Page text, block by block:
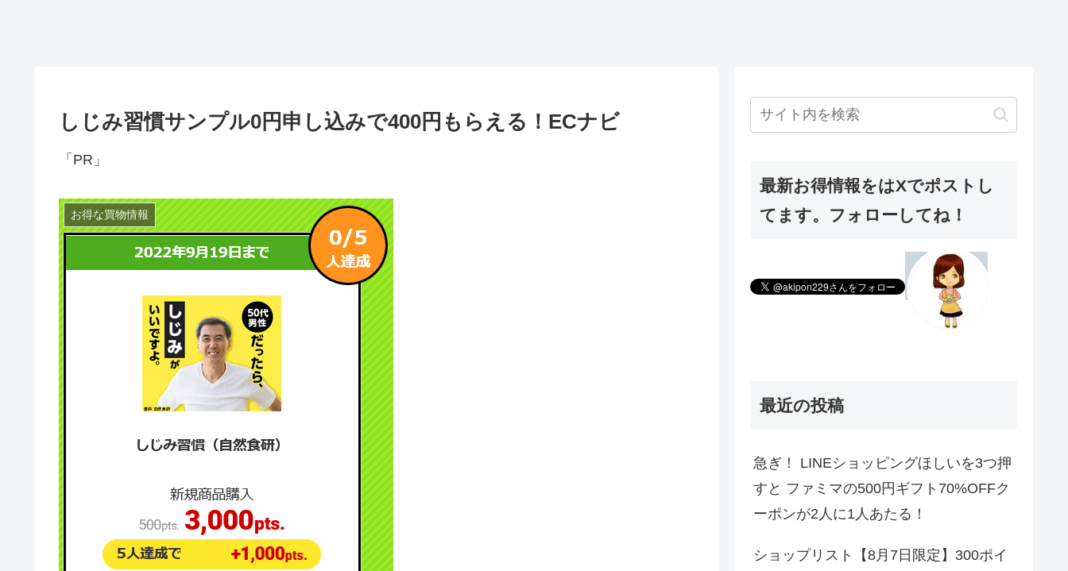
しじみ習慣サンプル0円申し込みで400円もらえる！ECナビ
「PR」
お得な買物情報
最新お得情報をはXでポストし
てます。フォローしてね！
最近の投稿
急ぎ！ LINEショッピングほしいを3つ押
すと ファミマの500円ギフト70%OFFク
ーポンが2人に1人あたる！
ショップリスト【8月7日限定】300ポイ